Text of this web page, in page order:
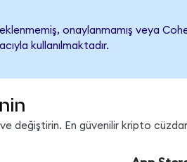
onaylanmamış veya
kullanılmaktadır.
değiştirin. En güvenilir kripto